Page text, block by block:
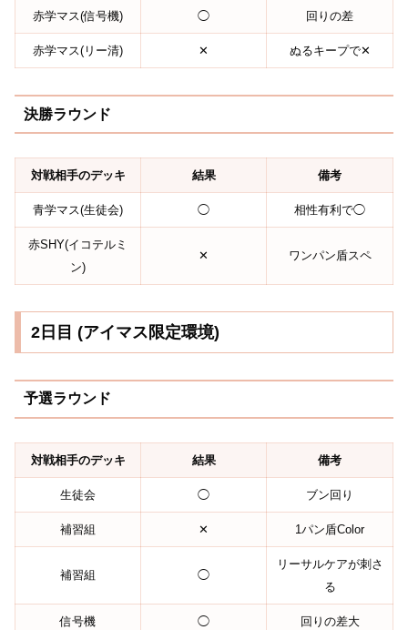
赤学マス(信号機) ◯ 回りの差
赤学マス(リー清) ✕ ぬるキープで✕
決勝ラウンド
対戦相手のデッキ 結果 備考
青学マス(生徒会) ◯ 相性有利で◯
赤SHY(イコテルミ
ン)
✕ ワンパン盾スペ
2日目 (アイマス限定環境)
予選ラウンド
対戦相手のデッキ 結果 備考
生徒会 ◯ ブン回り
補習組 ✕ 1パン盾Color
補習組 ◯
リーサルケアが刺さ
る
信号機 ◯ 回りの差大